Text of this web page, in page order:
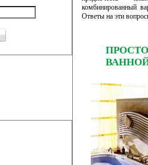
комбинированный
Ответы на эти